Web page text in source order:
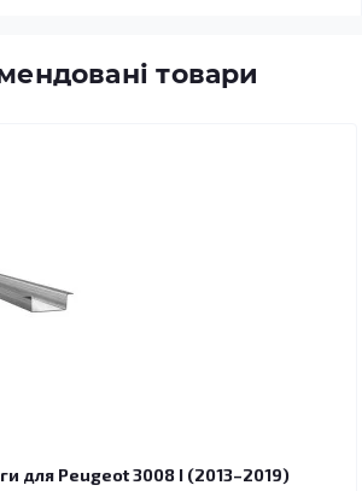
товари
для Peugeot 3008 I (2013–2019)